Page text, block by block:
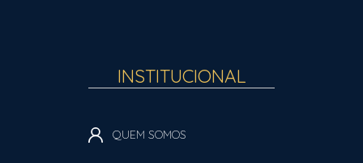
INSTITUCIONAL
QUEM SOMOS